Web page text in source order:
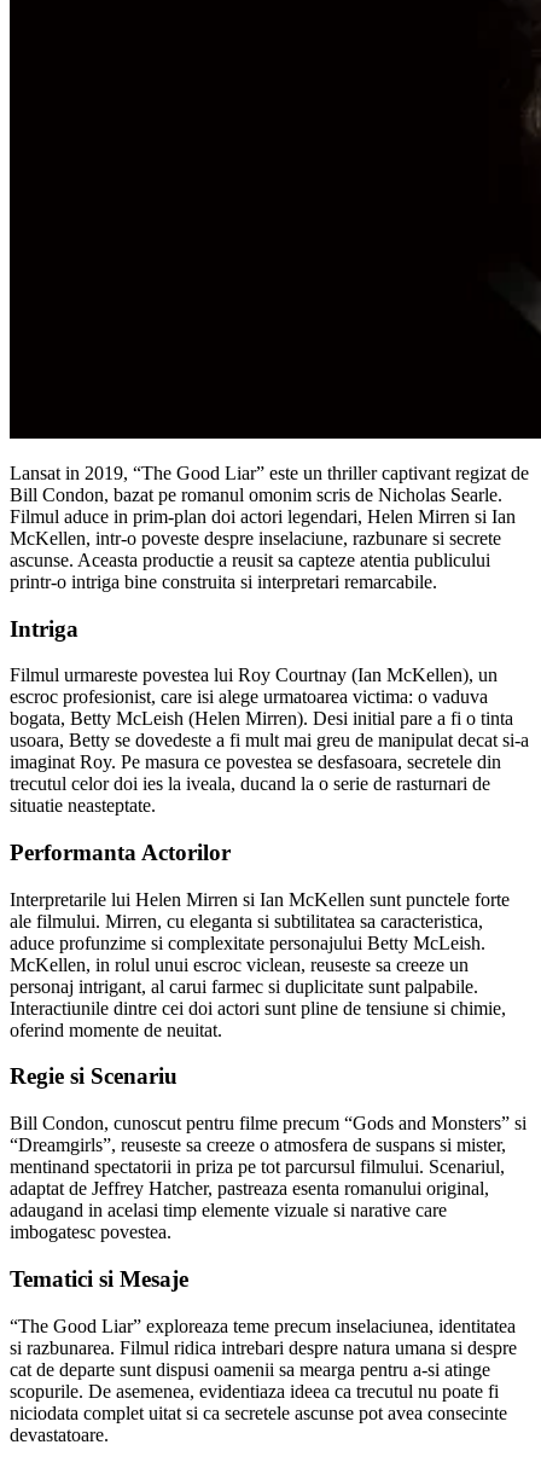
Lansat in 2019, “The Good Liar” este un thriller captivant regizat de
Bill Condon, bazat pe romanul omonim scris de Nicholas Searle.
Filmul aduce in prim-plan doi actori legendari, Helen Mirren si Ian
McKellen, intr-o poveste despre inselaciune, razbunare si secrete
ascunse. Aceasta productie a reusit sa capteze atentia publicului
printr-o intriga bine construita si interpretari remarcabile.
Intriga
Filmul urmareste povestea lui Roy Courtnay (Ian McKellen), un
escroc profesionist, care isi alege urmatoarea victima: o vaduva
bogata, Betty McLeish (Helen Mirren). Desi initial pare a fi o tinta
usoara, Betty se dovedeste a fi mult mai greu de manipulat decat si-a
imaginat Roy. Pe masura ce povestea se desfasoara, secretele din
trecutul celor doi ies la iveala, ducand la o serie de rasturnari de
situatie neasteptate.
Performanta Actorilor
Interpretarile lui Helen Mirren si Ian McKellen sunt punctele forte
ale filmului. Mirren, cu eleganta si subtilitatea sa caracteristica,
aduce profunzime si complexitate personajului Betty McLeish.
McKellen, in rolul unui escroc viclean, reuseste sa creeze un
personaj intrigant, al carui farmec si duplicitate sunt palpabile.
Interactiunile dintre cei doi actori sunt pline de tensiune si chimie,
oferind momente de neuitat.
Regie si Scenariu
Bill Condon, cunoscut pentru filme precum “Gods and Monsters” si
“Dreamgirls”, reuseste sa creeze o atmosfera de suspans si mister,
mentinand spectatorii in priza pe tot parcursul filmului. Scenariul,
adaptat de Jeffrey Hatcher, pastreaza esenta romanului original,
adaugand in acelasi timp elemente vizuale si narative care
imbogatesc povestea.
Tematici si Mesaje
“The Good Liar” exploreaza teme precum inselaciunea, identitatea
si razbunarea. Filmul ridica intrebari despre natura umana si despre
cat de departe sunt dispusi oamenii sa mearga pentru a-si atinge
scopurile. De asemenea, evidentiaza ideea ca trecutul nu poate fi
niciodata complet uitat si ca secretele ascunse pot avea consecinte
devastatoare.